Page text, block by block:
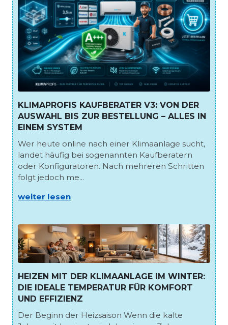
KLIMAPROFIS KAUFBERATER V3: VON DER
AUSWAHL BIS ZUR BESTELLUNG – ALLES IN
EINEM SYSTEM
Wer heute online nach einer Klimaanlage sucht,
landet häufig bei sogenannten Kaufberatern
oder Konfiguratoren. Nach mehreren Schritten
folgt jedoch me...
weiter lesen
HEIZEN MIT DER KLIMAANLAGE IM WINTER:
DIE IDEALE TEMPERATUR FÜR KOMFORT
UND EFFIZIENZ
Der Beginn der Heizsaison Wenn die kalte